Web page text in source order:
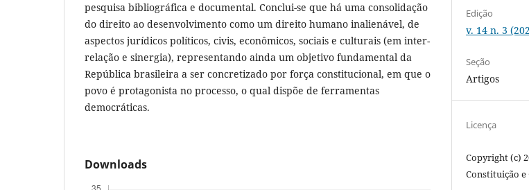
pesquisa bibliográfica e documental. Conclui-se que há uma consolidação
do direito ao desenvolvimento como um direito humano inalienável, de
aspectos jurídicos políticos, civis, econômicos, sociais e culturais (em inter-
relação e sinergia), representando ainda um objetivo fundamental da
República brasileira a ser concretizado por força constitucional, em que o
povo é protagonista no processo, o qual dispõe de ferramentas
democráticas.
Downloads
Edição
v. 14 n. 3
Seção
Artigos
Licença
Copyright (c)
Constituição